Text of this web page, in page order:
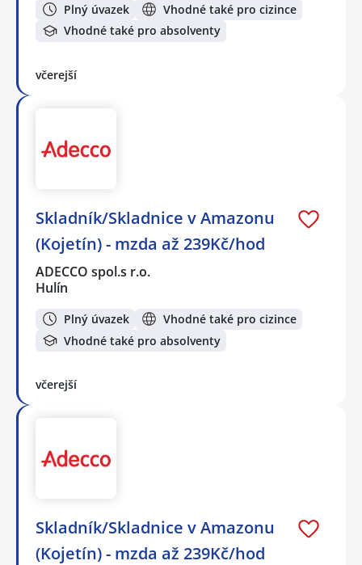
Plný úvazek
Vhodné také pro cizince
Vhodné také pro absolventy
včerejší
Skladník/Skladnice v Amazonu
(Kojetín) - mzda až 239Kč/hod
ADECCO spol.s r.o.
Hulín
Plný úvazek
Vhodné také pro cizince
Vhodné také pro absolventy
včerejší
Skladník/Skladnice v Amazonu
(Kojetín) - mzda až 239Kč/hod